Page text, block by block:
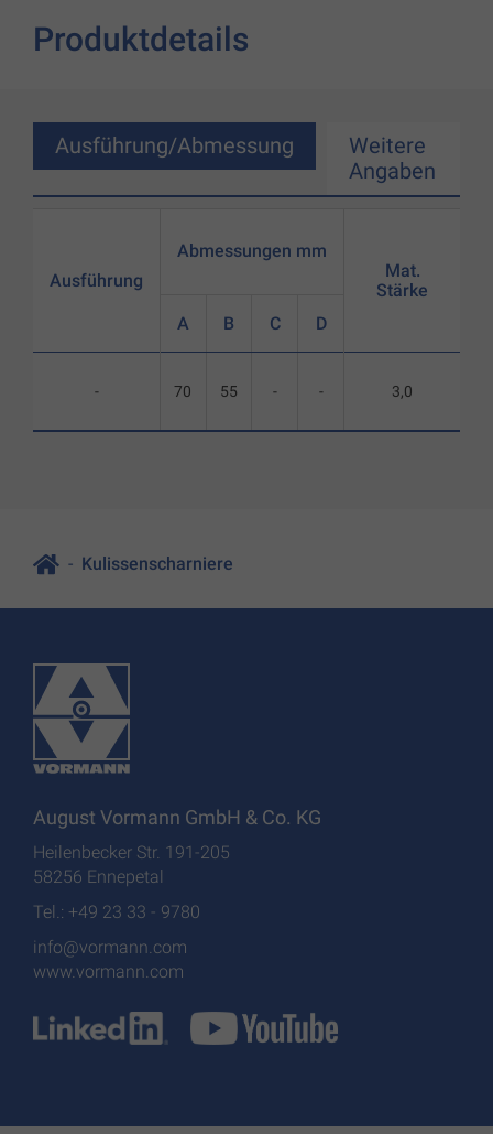
Produktdetails
Ausführung/Abmessung
Weitere
Angaben
Ausführung
-
Abmessungen mm
A B C D
70 55 - -
Mat.
Stärke
3,0
Kulissenscharniere
August Vormann GmbH & Co. KG
Heilenbecker Str. 191-205
58256 Ennepetal
Tel.: +49 23 33 - 9780
info@vormann.com
www.vormann.com